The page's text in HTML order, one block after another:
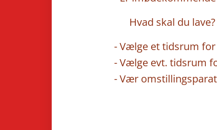
🔹 Hvad skal du lave?
- Vælge et tidsrum
- Vælge evt. tidsrum
- Vær